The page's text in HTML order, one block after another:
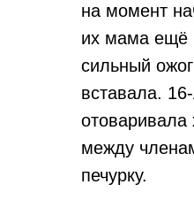
на момент
их мама ещё
сильный
вставала.
отоваривала
между
печурку.